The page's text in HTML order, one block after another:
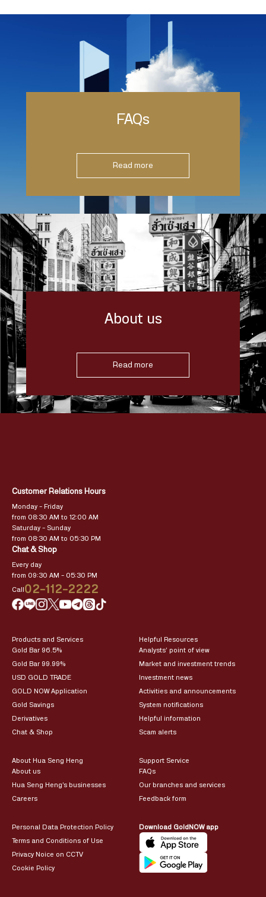
FAQs
Read more
About us
Read more
Customer Relations Hours
Monday – Friday
from 08:30 AM to 12:00 AM
Saturday – Sunday
from 08:30 AM to 05:30 PM
Chat & Shop
Every day
from 09:30 AM – 05:30 PM
Call02-112-2222
Products and Services
Gold Bar 96.5%
Gold Bar 99.99%
USD GOLD TRADE
GOLD NOW Application
Gold Savings
Derivatives
Chat & Shop
Helpful Resources
Analysts’ point of view
Market and investment trends
Investment news
Activities and announcements
System notifications
Helpful information
Scam alerts
About Hua Seng Heng
About us
Hua Seng Heng’s businesses
Careers
Support Service
FAQs
Our branches and services
Feedback form
Personal Data Protection Policy
Terms and Conditions of Use
Privacy Noice on CCTV
Cookie Policy
Download GoldNOW app